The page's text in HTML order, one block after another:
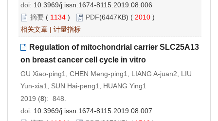
doi: 10.3969/j.issn.1674-8115.2019.08.006
摘要 ( 1134 ) PDF(6447KB) ( 2010 )
相关文章 | 计量指标
Regulation of mitochondrial carrier SLC25A13
on breast cancer cell cycle in vitro
GU Xiao-ping1, CHEN Meng-ping1, LIANG A-juan2, LIU
Yun-xia1, SUN Hai-peng1, HUANG Ying1
2019 (8): 848.
doi: 10.3969/j.issn.1674-8115.2019.08.007